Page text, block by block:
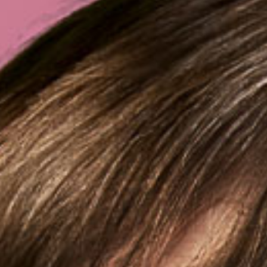
WERBUNG
zum